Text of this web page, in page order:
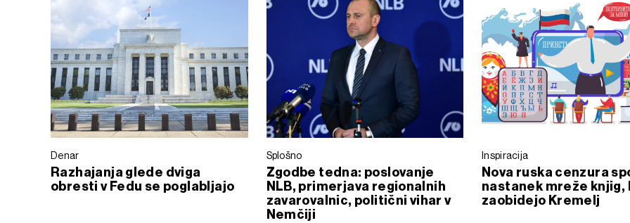
Denar
Razhajanja glede dviga
obresti v Fedu se poglabljajo
Splošno
Zgodbe tedna: poslovanje
NLB, primerjava regionalnih
zavarovalnic, politični vihar v
Nemčiji
Inspiracija
Nova ruska cenzura
nastanek mreže knjig,
zaobidejo Kremelj